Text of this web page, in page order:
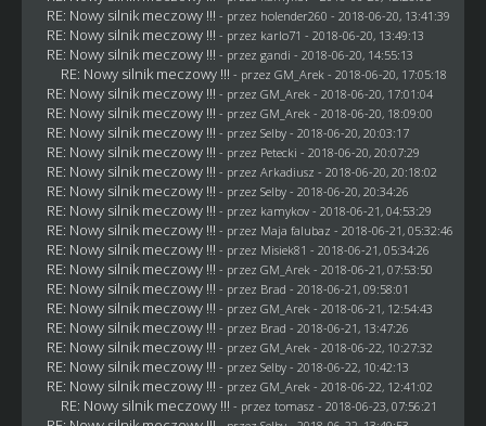
RE: Nowy silnik meczowy !!! - przez holender260 - 2018-06-20, 13:41:39
RE: Nowy silnik meczowy !!! - przez karlo71 - 2018-06-20, 13:49:13
RE: Nowy silnik meczowy !!! - przez gandi - 2018-06-20, 14:55:13
RE: Nowy silnik meczowy !!! - przez GM_Arek - 2018-06-20, 17:05:18
RE: Nowy silnik meczowy !!! - przez GM_Arek - 2018-06-20, 17:01:04
RE: Nowy silnik meczowy !!! - przez GM_Arek - 2018-06-20, 18:09:00
RE: Nowy silnik meczowy !!! - przez Selby- 2018-06-20, 20:03:17
RE: Nowy silnik meczowy !!! - przez Petecki - 2018-06-20, 20:07:29
RE: Nowy silnik meczowy !!! - przez Arkadiusz - 2018-06-20, 20:18:02
RE: Nowy silnik meczowy !!! - przez Selby- 2018-06-20, 20:34:26
RE: Nowy silnik meczowy !!! - przez kamykov- 2018-06-21, 04:53:29
RE: Nowy silnik meczowy !!! - przez Maja falubaz - 2018-06-21, 05:32:46
RE: Nowy silnik meczowy !!! - przez Misiek81 - 2018-06-21, 05:34:26
RE: Nowy silnik meczowy !!! - przez GM_Arek - 2018-06-21, 07:53:50
RE: Nowy silnik meczowy !!! - przez Brad - 2018-06-21, 09:58:01
RE: Nowy silnik meczowy !!! - przez GM_Arek - 2018-06-21, 12:54:43
RE: Nowy silnik meczowy !!! - przez Brad - 2018-06-21, 13:47:26
RE: Nowy silnik meczowy !!! - przez GM_Arek - 2018-06-22, 10:27:32
RE: Nowy silnik meczowy !!! - przez Selby- 2018-06-22, 10:42:13
RE: Nowy silnik meczowy !!! - przez GM_Arek - 2018-06-22, 12:41:02
RE: Nowy silnik meczowy !!! - przez tomasz - 2018-06-23, 07:56:21